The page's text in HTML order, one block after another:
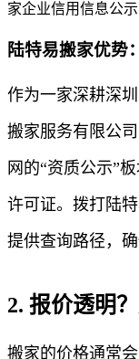
家企业信用信息公
陆特易搬家优势：
作为一家深耕深
搬家服务有限公
网的“资质公示”
许可证。拨打陆
提供查询路径，
2. 报价透明
搬家的价格通常